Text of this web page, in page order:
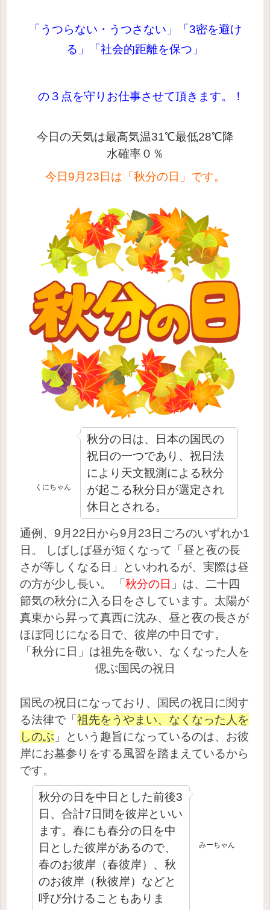
「うつらない・うつさない」「3密を避け
る」「社会的距離を保つ」
の３点を守りお仕事させて頂きます。！
今日の天気は最高気温31℃最低28℃降
水確率０％
今日9月23日は「秋分の日」です。
くにちゃん
秋分の日は、日本の国民の
祝日の一つであり、祝日法
により天文観測による秋分
が起こる秋分日が選定され
休日とされる。
通例、9月22日から9月23日ごろのいずれか1
日。 しばしば昼が短くなって「昼と夜の長
さが等しくなる日」といわれるが、実際は昼
の方が少し長い。
「秋分の日 」は、二十四
節気の秋分に入る日をさしています。太陽が
真東から昇って真西に沈み、昼と夜の長さが
ほぼ同じになる日で、彼岸の中日です。
「秋分に日 」は祖先を敬い、なくなった人を
偲ぶ国民の祝日
国民の祝日になっており、国民の祝日に関す
る法律で「祖先をうやまい、なくなった人を
しのぶ 」という趣旨になっているのは、お彼
岸にお墓参りをする風習を踏まえているから
です。
みーちゃん
秋分の日を中日とした前後3
日、合計7日間を彼岸といい
ます。春にも春分の日を中
日とした彼岸があるので、
春のお彼岸（春彼岸）、秋
のお彼岸（秋彼岸）などと
呼び分けることもありま